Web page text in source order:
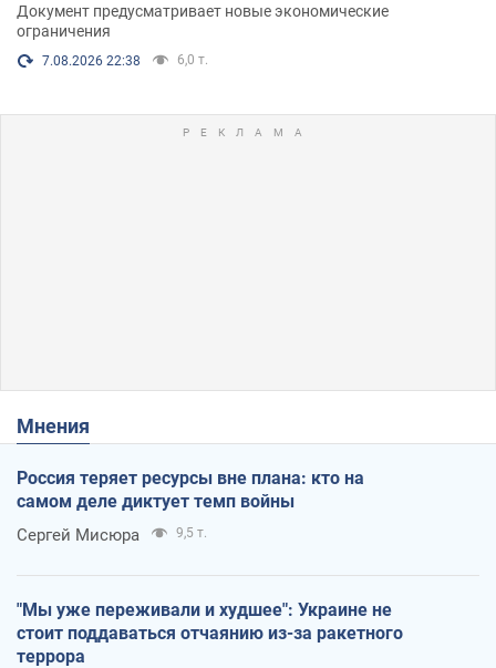
Документ предусматривает новые экономические
ограничения
7.08.2026 22:38 6,0 т.
Мнения
Россия теряет ресурсы вне плана: кто на
самом деле диктует темп войны
Сергей Мисюра 9,5 т.
"Мы уже переживали и худшее": Украине не
стоит поддаваться отчаянию из-за ракетного
террора